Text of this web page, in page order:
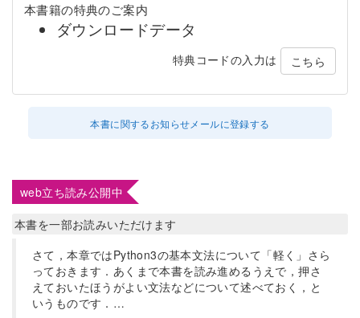
本書籍の特典のご案内
ダウンロードデータ
特典コードの入力は こちら
本書に関するお知らせメールに登録する
web立ち読み公開中
本書を一部お読みいただけます
さて，本章ではPython3の基本文法について「軽く」さら
っておきます．あくまで本書を読み進めるうえで，押さ
えておいたほうがよい文法などについて述べておく，と
いうものです．…